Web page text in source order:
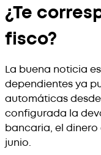
¿Te
fisco?
La buena noticia
dependientes ya
automáticas desde
configurada la
bancaria, el dinero
junio.